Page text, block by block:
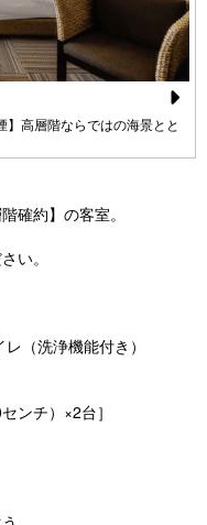
】高層階ならではの海景とと
N
e
確約】の客室。
い。
（洗浄機能付き）
ンチ）×2台］